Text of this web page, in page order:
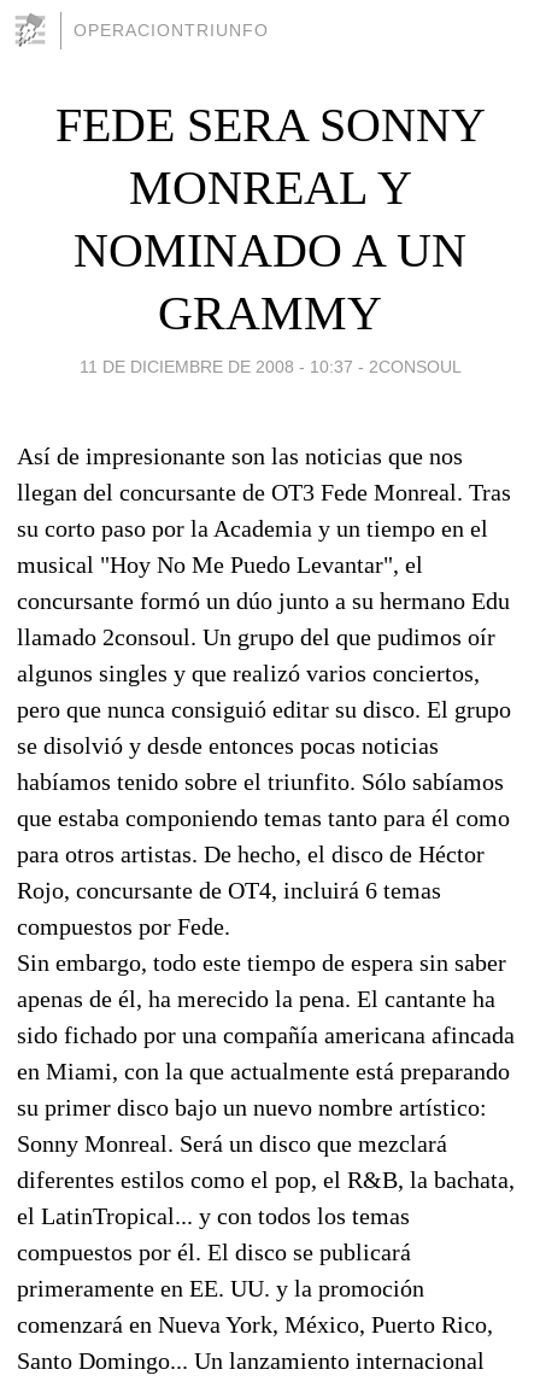
OPERACIONTRIUNFO
FEDE SERA SONNY
MONREAL Y
NOMINADO A UN
GRAMMY
11 DE DICIEMBRE DE 2008 - 10:37 - 2CONSOUL
Así de impresionante son las noticias que nos
llegan del concursante de OT3 Fede Monreal. Tras
su corto paso por la Academia y un tiempo en el
musical "Hoy No Me Puedo Levantar", el
concursante formó un dúo junto a su hermano Edu
llamado 2consoul. Un grupo del que pudimos oír
algunos singles y que realizó varios conciertos,
pero que nunca consiguió editar su disco. El grupo
se disolvió y desde entonces pocas noticias
habíamos tenido sobre el triunfito. Sólo sabíamos
que estaba componiendo temas tanto para él como
para otros artistas. De hecho, el disco de Héctor
Rojo, concursante de OT4, incluirá 6 temas
compuestos por Fede.
Sin embargo, todo este tiempo de espera sin saber
apenas de él, ha merecido la pena. El cantante ha
sido fichado por una compañía americana afincada
en Miami, con la que actualmente está preparando
su primer disco bajo un nuevo nombre artístico:
Sonny Monreal. Será un disco que mezclará
diferentes estilos como el pop, el R&B, la bachata,
el LatinTropical... y con todos los temas
compuestos por él. El disco se publicará
primeramente en EE. UU. y la promoción
comenzará en Nueva York, México, Puerto Rico,
Santo Domingo... Un lanzamiento internacional